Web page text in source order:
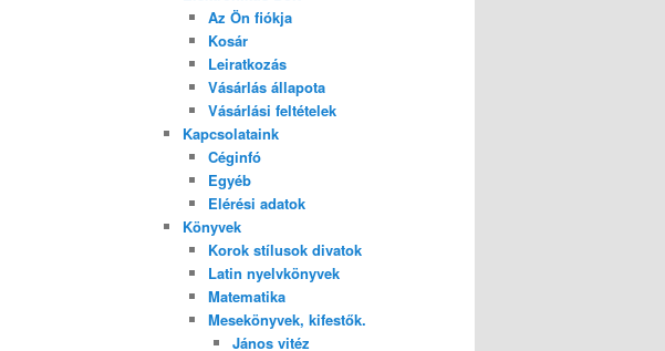
Az Ön fiókja
Kosár
Leiratkozás
Vásárlás állapota
Vásárlási feltételek
Kapcsolataink
Céginfó
Egyéb
Elérési adatok
Könyvek
Korok stílusok divatok
Latin nyelvkönyvek
Matematika
Mesekönyvek, kifestők.
János vitéz